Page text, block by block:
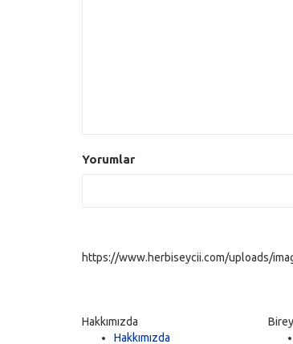
Yorumlar
https://www.herbiseycii.com/uploads/
Hakkımızda
Hakkımızda